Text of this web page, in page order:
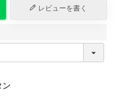
レビューを書く
ン